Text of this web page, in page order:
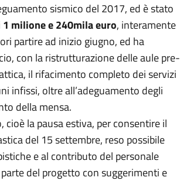
sismico del 2017, ed è stato
1 milione e 240mila euro, interamente
partire ad inizio giugno, ed ha
con la ristrutturazione delle aule pre-
il rifacimento completo dei servizi
infissi, oltre all’adeguamento degli
della mensa.
la pausa estiva, per consentire il
del 15 settembre, reso possibile
e al contributo del personale
del progetto con suggerimenti e